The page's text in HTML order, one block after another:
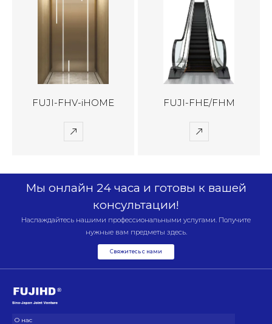
FUJI-FHV-iHOME FUJI-FHE/FHM
Мы онлайн 24 часа и готовы к вашей
консультации!
Наслаждайтесь нашими профессиональными услугами. Получите
нужные вам предметы здесь.
Свяжитесь с нами